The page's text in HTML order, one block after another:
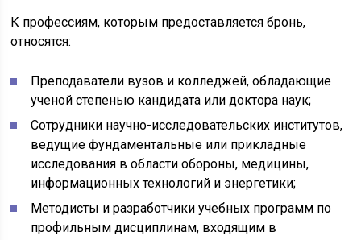
К профессиям, которым предоставляется бронь,
относятся:
Преподаватели вузов и колледжей, обладающие
ученой степенью кандидата или доктора наук;
Сотрудники научно-исследовательских институтов,
ведущие фундаментальные или прикладные
исследования в области обороны, медицины,
информационных технологий и энергетики;
Методисты и разработчики учебных программ по
профильным дисциплинам, входящим в